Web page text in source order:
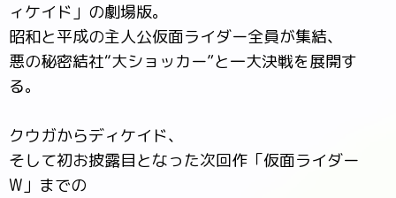
ィケイド」の劇場版。
昭和と平成の主人公仮面ライダー全員が集結、
悪の秘密結社“大ショッカー”と一大決戦を展開す
る。
クウガからディケイド、
そして初お披露目となった次回作「仮面ライダー
W」までの